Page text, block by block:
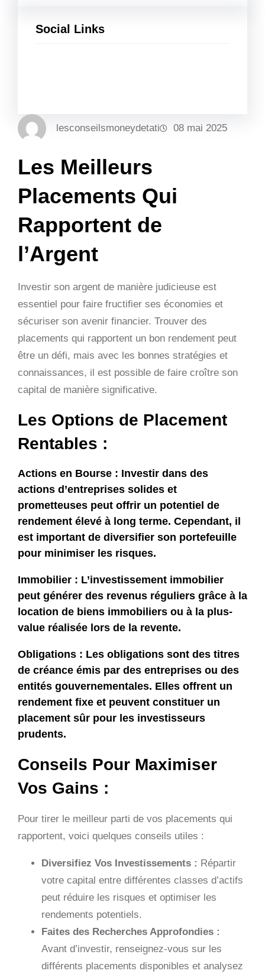
Social Links
lesconseilsmoneydetati 08 mai 2025
Les Meilleurs
Placements Qui
Rapportent de
l’Argent
Investir son argent de manière judicieuse est
essentiel pour faire fructifier ses économies et
sécuriser son avenir financier. Trouver des
placements qui rapportent un bon rendement peut
être un défi, mais avec les bonnes stratégies et
connaissances, il est possible de faire croître son
capital de manière significative.
Les Options de Placement
Rentables :
Actions en Bourse : Investir dans des
actions d’entreprises solides et
prometteuses peut offrir un potentiel de
rendement élevé à long terme. Cependant, il
est important de diversifier son portefeuille
pour minimiser les risques.
Immobilier : L’investissement immobilier
peut générer des revenus réguliers grâce à la
location de biens immobiliers ou à la plus-
value réalisée lors de la revente.
Obligations : Les obligations sont des titres
de créance émis par des entreprises ou des
entités gouvernementales. Elles offrent un
rendement fixe et peuvent constituer un
placement sûr pour les investisseurs
prudents.
Conseils Pour Maximiser
Vos Gains :
Pour tirer le meilleur parti de vos placements qui
rapportent, voici quelques conseils utiles :
Diversifiez Vos Investissements : Répartir
votre capital entre différentes classes d’actifs
peut réduire les risques et optimiser les
rendements potentiels.
Faites des Recherches Approfondies :
Avant d’investir, renseignez-vous sur les
différents placements disponibles et analysez